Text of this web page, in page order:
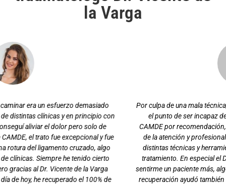
la Varga
Por culpa de una mala técnica, terminé lesionándome el tobillo hasta
el punto de ser incapaz de hacer cualquier movimiento. Fui a
CAMDE por recomendación, y lo que más me impresionó además
de la atención y profesionalidad del equipo, fue el despliegue de
distintas técnicas y herramientas para un correcto diagnóstico y
tratamiento. En especial el Dr. Vicente de la Varga me ayudó a no
sentirme un paciente más, algo que personalmente agradezco. En la
recuperación ayudó también que contasen en plantilla con un gran